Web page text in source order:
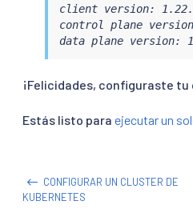
client version:
control plane
data plane version:
¡Felicidades, configuraste
Estás listo para ejecutar un
CONFIGURAR UN CLUSTER DE
KUBERNETES